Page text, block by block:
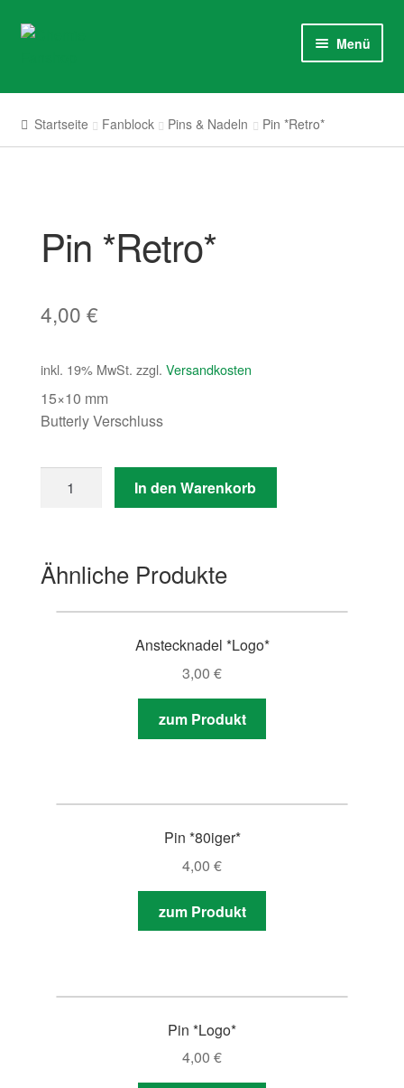
Zur
Springe
Menü
Nike
Bekleidung
Haushalt
Startseite Fanblock Pins & Nadeln Pin *Retro*
Pin *Retro*
4,00 €
inkl. 19% MwSt. zzgl. Versandkosten
15×10 mm
Butterly Verschluss
In den Warenkorb
Ähnliche Produkte
Anstecknadel *Logo*
3,00 €
zum Produkt
Pin *80iger*
4,00 €
zum Produkt
Pin *Logo*
4,00 €